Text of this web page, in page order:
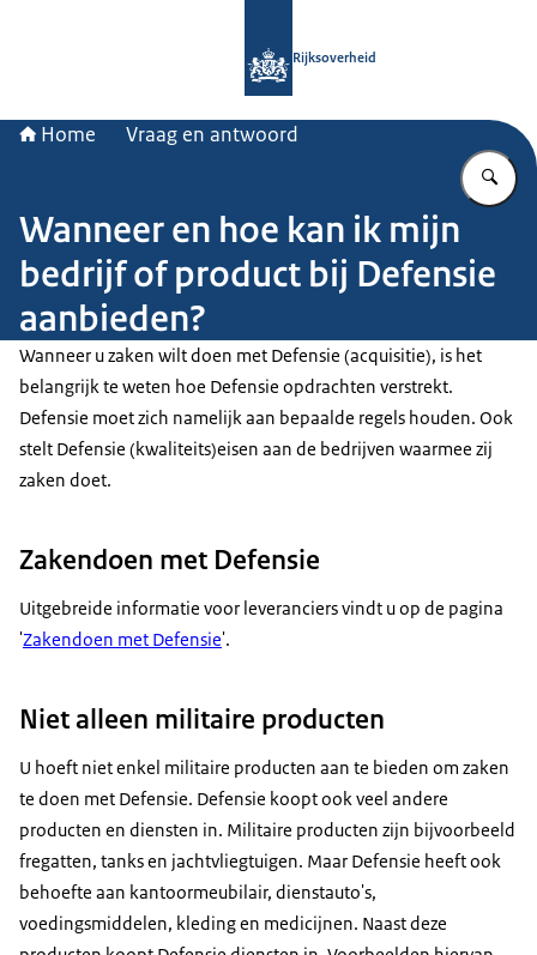
Rijksoverheid
Home Vraag en antwoord
Wanneer en hoe kan ik mijn
bedrijf of product bij Defensie
aanbieden?
Wanneer u zaken wilt doen met Defensie (acquisitie), is het
belangrijk te weten hoe Defensie opdrachten verstrekt.
Defensie moet zich namelijk aan bepaalde regels houden. Ook
stelt Defensie (kwaliteits)eisen aan de bedrijven waarmee zij
zaken doet.
Zakendoen met Defensie
Uitgebreide informatie voor leveranciers vindt u op de pagina
'Zakendoen met Defensie'.
Niet alleen militaire producten
U hoeft niet enkel militaire producten aan te bieden om zaken
te doen met Defensie. Defensie koopt ook veel andere
producten en diensten in. Militaire producten zijn bijvoorbeeld
fregatten, tanks en jachtvliegtuigen. Maar Defensie heeft ook
behoefte aan kantoormeubilair, dienstauto's,
voedingsmiddelen, kleding en medicijnen. Naast deze